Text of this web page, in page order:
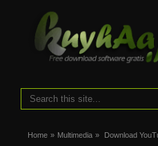
Home » Multimedia » Download